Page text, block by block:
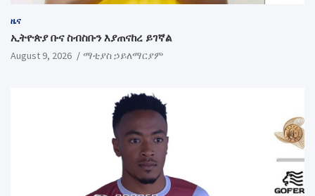
ዜና
ኢትዮጵያ ቡና ስብስቡን እያጠናከረ ይገኛል
August 9, 2026 ማቲያስ ኃይለማርያም